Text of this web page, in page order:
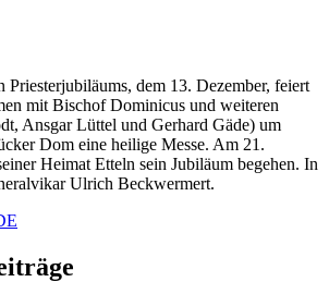
Priesterjubiläums, dem 13. Dezember, feiert
mit Bischof Dominicus und weiteren
Ansgar Lüttel und Gerhard Gäde) um
Dom eine heilige Messe. Am 21.
Heimat Etteln sein Jubiläum begehen. In
Ulrich Beckwermert.